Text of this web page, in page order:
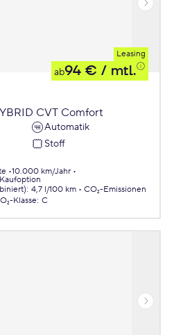
Leasing
ab94 € / mtl.
CVT Comfort
Automatik
Stoff
10.000 km/Jahr
: 4,7 l/100 km
CO₂-Emissionen
Klasse: C